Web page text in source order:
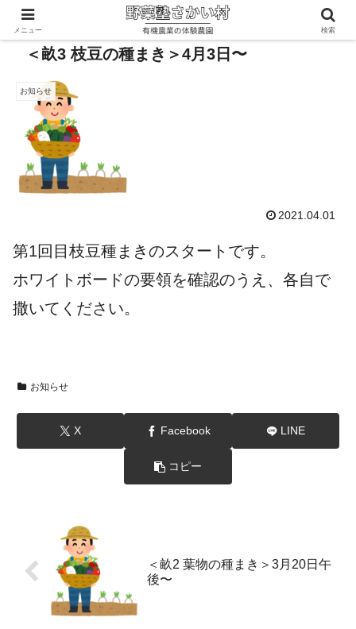
＜畝3 枝豆の種まき＞4月3日〜
お知らせ
2021.04.01
第1回目枝豆種まきのスタートです。
ホワイトボードの要領を確認のうえ、各自で
撒いてください。
お知らせ
X Facebook LINE
コピー
＜畝2 葉物の種まき＞3月20日午
後〜
メニュー 検索